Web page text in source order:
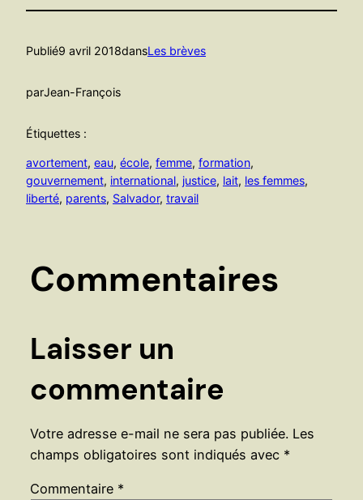
Publié9 avril 2018dansLes brèves
parJean-François
Étiquettes :
avortement, eau, école, femme, formation
gouvernement, international, justice, lait, les femmes
liberté, parents, Salvador, travail
Commentaires
Laisser un
commentaire
Votre adresse e-mail ne sera pas publiée. Les
champs obligatoires sont indiqués avec *
Commentaire *